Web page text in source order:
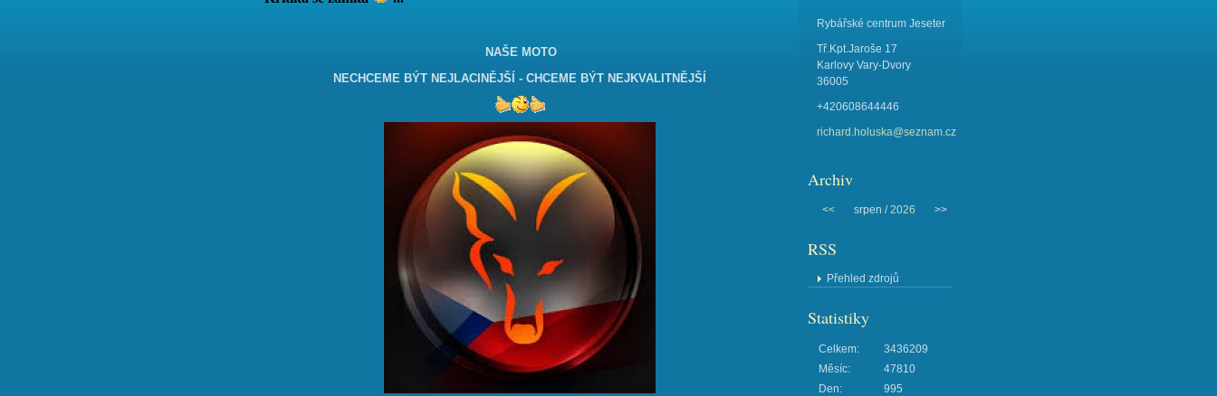
NAŠE MOTO
NECHCEME BÝT NEJLACINĚJŠÍ - CHCEME BÝT NEJKVALITNĚJŠÍ
Rybářské centrum Jeseter
Tř.Kpt.Jaroše 17
Karlovy Vary-Dvory
36005
+420608644446
richard.holuska@seznam.cz
Archiv
<< srpen /2026 >>
RSS
Přehled zdrojů
Statistiky
Celkem:
3436209
Měsíc:
47810
Den:
995